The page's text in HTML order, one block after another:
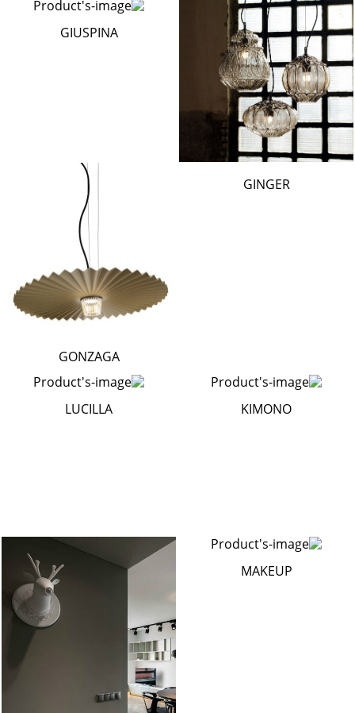
GINGER
GIUSPINA
GONZAGA
KIMONO
LUCILLA
MAKEUP